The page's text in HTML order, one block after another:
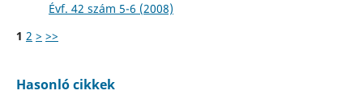
Évf. 42 szám 5-6 (2008)
1 2 > >>
Hasonló cikkek